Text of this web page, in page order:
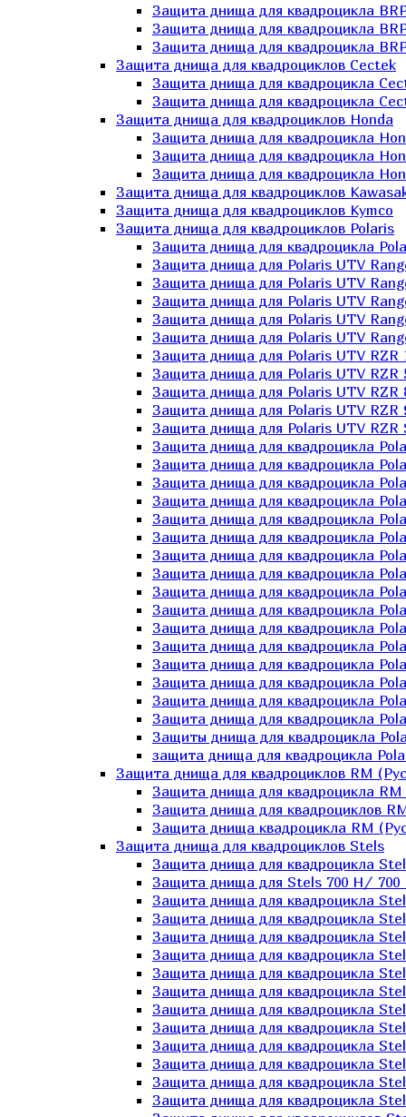
Защита днища для квадроцикла
Защита днища для квадроцикла
Защита днища для квадроцикла
Защита днища для квадроциклов Cectek
Защита днища для квадроцикла
Защита днища для квадроцикла
Защита днища для квадроциклов Honda
Защита днища для квадроцикла
Защита днища для квадроцикла
Защита днища для квадроцикла
Защита днища для квадроциклов
Защита днища для квадроциклов Kymco
Защита днища для квадроциклов Polaris
Защита днища для квадроцикла
Защита днища для Polaris UTV
Защита днища для Polaris UTV
Защита днища для Polaris UTV
Защита днища для Polaris UTV
Защита днища для Polaris UTV
Защита днища для Polaris UTV RZR
Защита днища для Polaris UTV RZR
Защита днища для Polaris UTV RZR
Защита днища для Polaris UTV RZR
Защита днища для Polaris UTV RZR
Защита днища для квадроцикла
Защита днища для квадроцикла
Защита днища для квадроцикла
Защита днища для квадроцикла
Защита днища для квадроцикла
Защита днища для квадроцикла
Защита днища для квадроцикла
Защита днища для квадроцикла
Защита днища для квадроцикла
Защита днища для квадроцикла
Защита днища для квадроцикла
Защита днища для квадроцикла
Защита днища для квадроцикла
Защита днища для квадроцикла
Защита днища для квадроцикла
Защита днища для квадроцикла
Защиты днища для квадроцикла
защита днища для квадроцикла
Защита днища для квадроциклов RM
Защита днища для квадроцикла RM
Защита днища для квадроциклов
Защита днища квадроцикла RM
Защита днища для квадроциклов Stels
Защита днища для квадроцикла
Защита днища для Stels 700 H/
Защита днища для квадроцикла
Защита днища для квадроцикла
Защита днища для квадроцикла
Защита днища для квадроцикла
Защита днища для квадроцикла
Защита днища для квадроцикла
Защита днища для квадроцикла
Защита днища для квадроцикла
Защита днища для квадроцикла
Защита днища для квадроцикла
Защита днища для квадроцикла
Защита днища для квадроцикла